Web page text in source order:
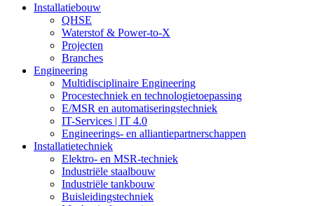
Installatiebouw
QHSE
Waterstof & Power-to-X
Projecten
Branches
Engineering
Multidisciplinaire Engineering
Procestechniek en technologietoepassing
E/MSR en automatiseringstechniek
IT-Services | IT 4.0
Engineerings- en alliantiepartnerschappen
Installatietechniek
Elektro- en MSR-techniek
Industriële staalbouw
Industriële tankbouw
Buisleidingstechniek